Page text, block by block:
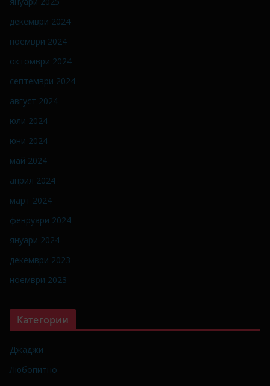
декември 2024
ноември 2024
октомври 2024
септември 2024
август 2024
юли 2024
юни 2024
май 2024
април 2024
март 2024
февруари 2024
януари 2024
декември 2023
ноември 2023
Категории
Джаджи
Любопитно